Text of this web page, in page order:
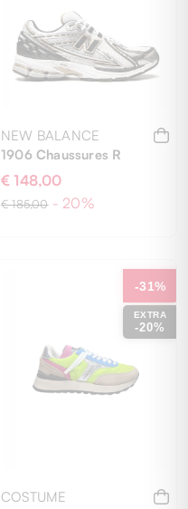
NEW BALANCE
1906 Chaussures R
€ 148,00
€ 185,00 - 20%
EXTRA
-20%
-31%
COSTUME